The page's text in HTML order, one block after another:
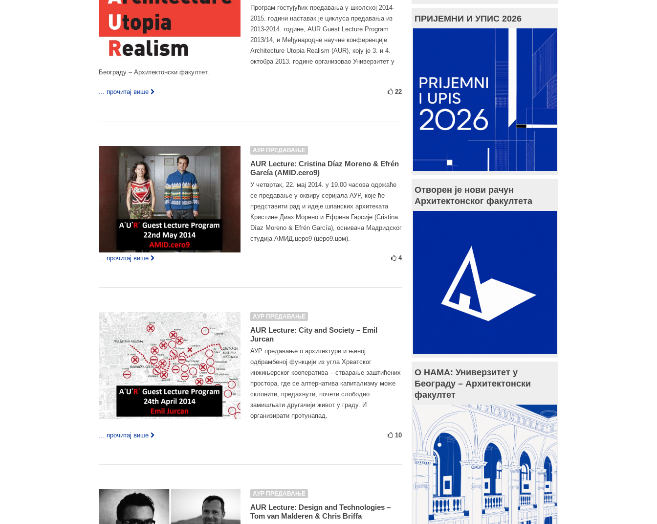
Програм гостујућих предавања у школској 2014-
2015. години наставак је циклуса предавања из
2013-2014. године, AUR Guest Lecture Program
2013/14, и Међународне научне конференције
Architecture Utopia Realism (AUR), коју је 3. и 4.
октобра 2013. године организовао Универзитет у
Београду – Архитектонски факултет.
... прочитај више 22
АУР ПРЕДАВАЊЕ
AUR Lecture: Cristina Díaz Moreno & Efrén
García (AMID.cero9)
У четвртак, 22. мај 2014. у 19.00 часова одржаће
се предавање у оквиру серијала АУР, које ће
представити рад и идеје шпанских архитеката
Кристине Диаз Морено и Ефрена Гарсије (Cristina
Díaz Moreno & Efrén García), оснивача Мадридског
студија АМИД.церо9 (церо9.цом).
... прочитај више 4
АУР ПРЕДАВАЊЕ
AUR Lecture: City and Society – Emil
Jurcan
АУР предавање о архитектури и њеној
одбрамбеној функцији из угла Хрватског
инжињерског кооператива – стварање заштићених
простора, где се алтернатива капитализму може
склонити, предахнути, почети слободно
замишљати другачији живот у граду. И
организирати протунапад.
... прочитај више 10
АУР ПРЕДАВАЊЕ
AUR Lecture: Design and Technologies –
Tom van Malderen & Chris Briffa
ПРИЈЕМНИ И УПИС 2026
Отворен је нови рачун
Архитектонског факултета
О НАМА: Универзитет у
Београду – Архитектонски
факултет